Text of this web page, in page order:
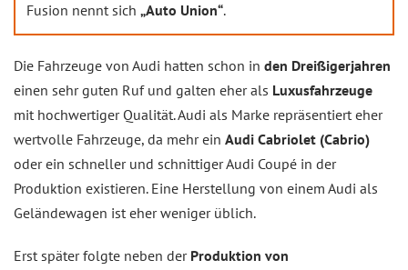
Fusion nennt sich „Auto Union“.
Die Fahrzeuge von Audi hatten schon in den Dreißigerjahren
einen sehr guten Ruf und galten eher als Luxusfahrzeuge
mit hochwertiger Qualität. Audi als Marke repräsentiert eher
wertvolle Fahrzeuge, da mehr ein Audi Cabriolet (Cabrio)
oder ein schneller und schnittiger Audi Coupé in der
Produktion existieren. Eine Herstellung von einem Audi als
Geländewagen ist eher weniger üblich.
Erst später folgte neben der Produktion von